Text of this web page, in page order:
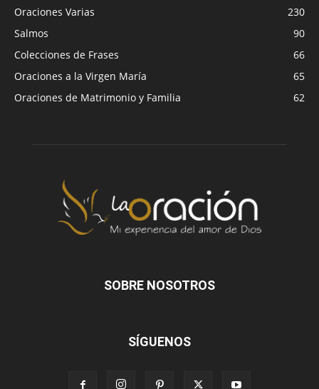
Oraciones Varias
230
Salmos
90
Colecciones de Frases
66
Oraciones a la Virgen María
65
Oraciones de Matrimonio y Familia
62
SOBRE NOSOTROS
SÍGUENOS